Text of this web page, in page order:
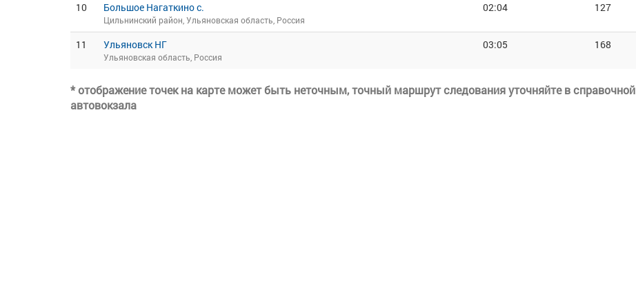
10 Большое Нагаткино с.
Цильнинский район, Ульяновская область, Россия
02:04 127
11 Ульяновск НГ
Ульяновская область, Россия
03:05 168
* отображение точек на карте может быть неточным, точный маршрут следования уточняйте в справочной
автовокзала